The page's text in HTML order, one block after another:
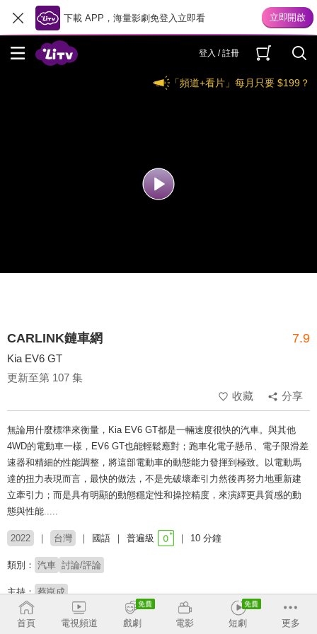
下載 APP，海量影劇免登入立即看
登入 / 註冊
「頻道+看片」每月只要 $199？
CARLINK鏈車網 7.9
Kia EV6 GT
更新至第 107 集
收藏
分享
無論用什麼標準來衡量，Kia EV6 GT都是一輛速度很快的汽車。與其他
4WD的電動車一樣，EV6 GT也能輕鬆應對；跑車化電子懸吊、電子限滑差
速器和精細的性能調整，將這部電動車的動態能力發揮到極致。以電動馬
達的扭力表現而言，最快的做法，不是先破壞牽引力然後再努力地重新建
立牽引力；而是具有明顯的動態穩定性和操控精度，來演繹更具質感的動
態與性能.....
2022 台灣 國語 普遍級 10 分鐘
類別： 汽車 討論/評論
主持： 蔡崑成
首頁 電視頻道 戲劇 電影 短劇 更多